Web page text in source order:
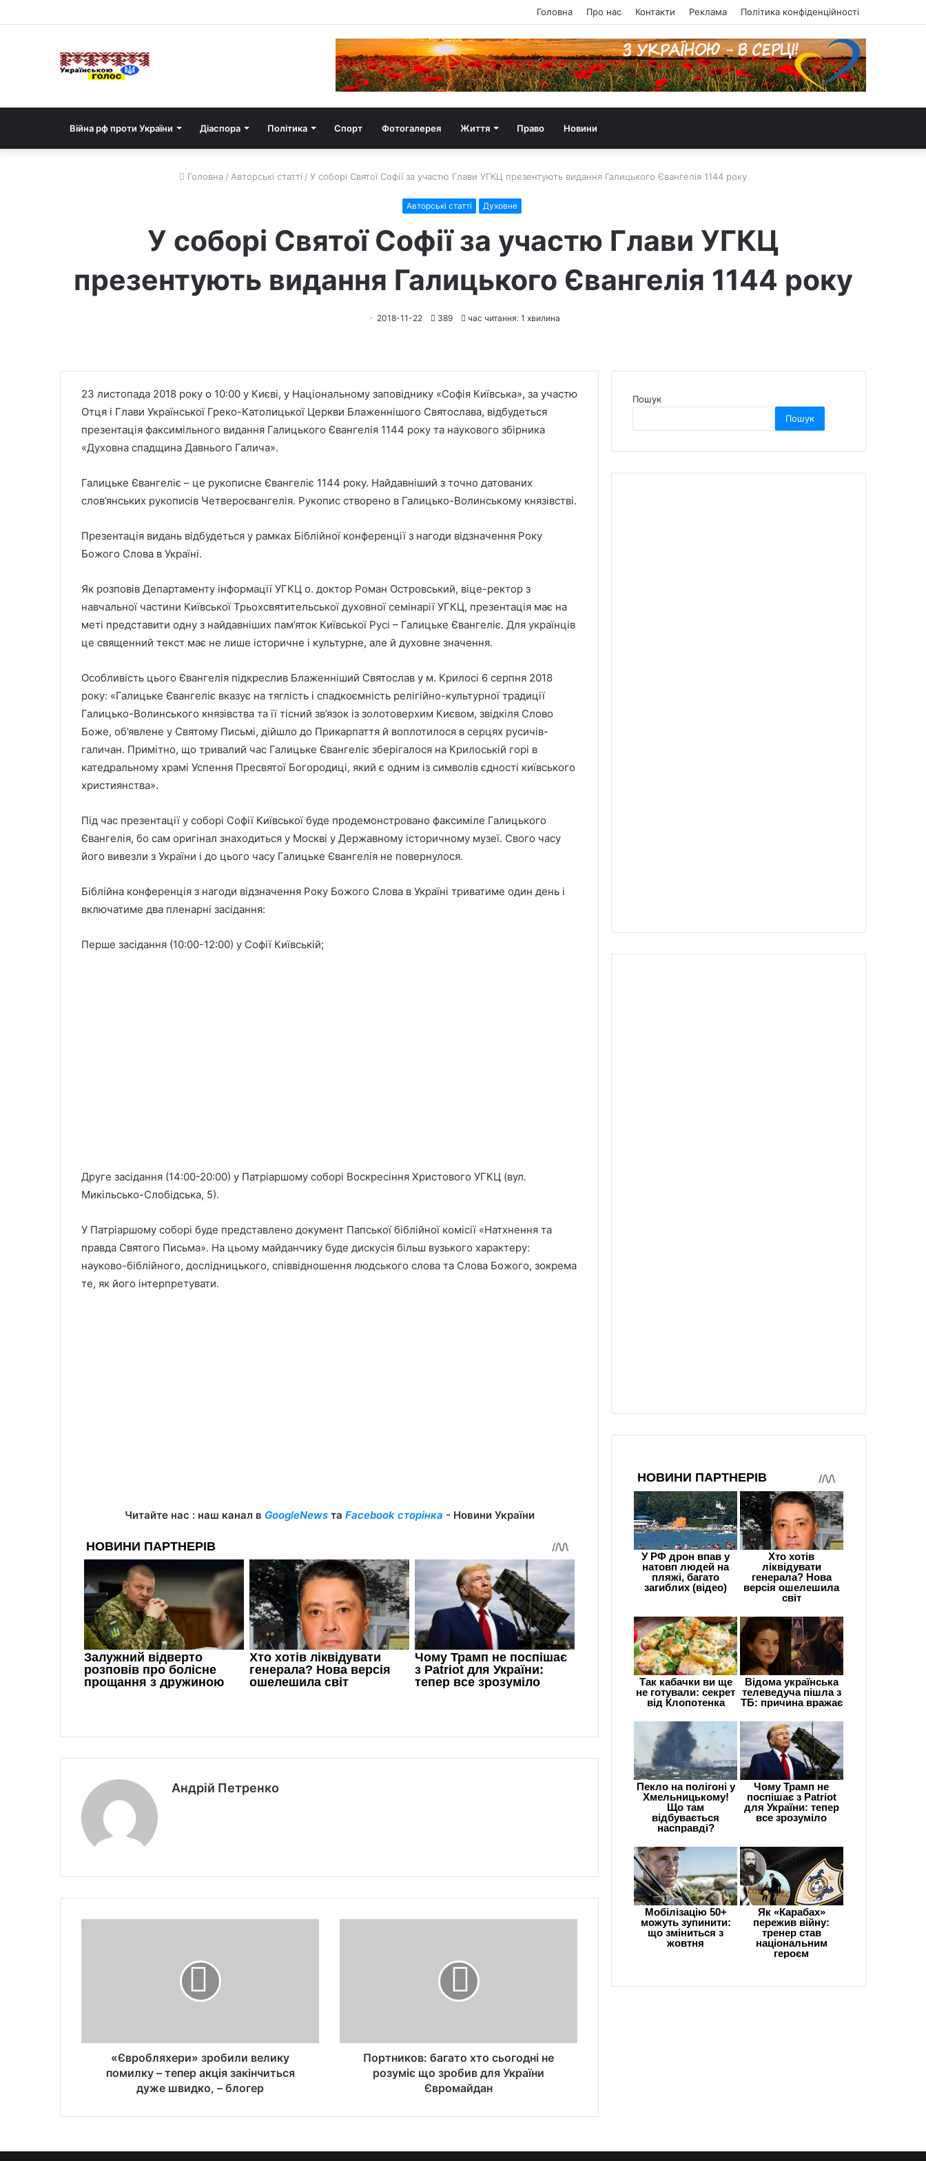
Головна Про нас Контакти Реклама Політика конфіденційності
Війна рф проти України Діаспора Політика Спорт Фотогалерея Життя Право Новини
Головна / Авторські статті / У соборі Святої Софії за участю Глави УГКЦ презентують видання Галицького Євангелія 1144 року
Авторські статті Духовне
У соборі Святої Софії за участю Глави УГКЦ
презентують видання Галицького Євангелія 1144 року
2018-11-22 389 час читання: 1 хвилина
23 листопада 2018 року о 10:00 у Києві, у Національному заповіднику «Софія Київська», за участю
Отця і Глави Української Греко-Католицької Церкви Блаженнішого Святослава, відбудеться
презентація факсимільного видання Галицького Євангелія 1144 року та наукового збірника
«Духовна спадщина Давнього Галича».
Галицьке Євангеліє – це рукописне Євангеліє 1144 року. Найдавніший з точно датованих
слов’янських рукописів Четвероєвангелія. Рукопис створено в Галицько-Волинському князівстві.
Презентація видань відбудеться у рамках Біблійної конференції з нагоди відзначення Року
Божого Слова в Україні.
Як розповів Департаменту інформації УГКЦ о. доктор Роман Островський, віце-ректор з
навчальної частини Київської Трьохсвятительської духовної семінарії УГКЦ, презентація має на
меті представити одну з найдавніших пам’яток Київської Русі – Галицьке Євангеліє. Для українців
це священний текст має не лише історичне і культурне, але й духовне значення.
Особливість цього Євангелія підкреслив Блаженніший Святослав у м. Крилосі 6 серпня 2018
року: «Галицьке Євангеліє вказує на тяглість і спадкоємність релігійно-культурної традиції
Галицько-Волинського князівства та її тісний зв’язок із золотоверхим Києвом, звідкіля Слово
Боже, об’явлене у Святому Письмі, дійшло до Прикарпаття й воплотилося в серцях русичів-
галичан. Примітно, що тривалий час Галицьке Євангеліє зберігалося на Крилоській горі в
катедральному храмі Успення Пресвятої Богородиці, який є одним із символів єдності київського
християнства».
Під час презентації у соборі Софії Київської буде продемонстровано факсиміле Галицького
Євангелія, бо сам оригінал знаходиться у Москві у Державному історичному музеї. Свого часу
його вивезли з України і до цього часу Галицьке Євангелія не повернулося.
Біблійна конференція з нагоди відзначення Року Божого Слова в Україні триватиме один день і
включатиме два пленарні засідання:
Перше засідання (10:00-12:00) у Софії Київській;
Друге засідання (14:00-20:00) у Патріаршому соборі Воскресіння Христового УГКЦ (вул.
Микільсько-Слобідська, 5).
У Патріаршому соборі буде представлено документ Папської біблійної комісії «Натхнення та
правда Святого Письма». На цьому майданчику буде дискусія більш вузького характеру:
науково-біблійного, дослідницького, співвідношення людського слова та Слова Божого, зокрема
те, як його інтерпретувати.
Читайте нас : наш канал в GoogleNewsта Facebook сторінка - Новини України
Андрій Петренко
«Євробляхери» зробили велику
помилку – тепер акція закінчиться
дуже швидко, – блогер
Портников: багато хто сьогодні не
розуміє що зробив для України
Євромайдан
Пошук
Пошук